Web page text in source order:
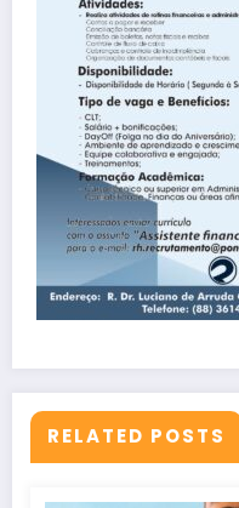
RELATED POSTS